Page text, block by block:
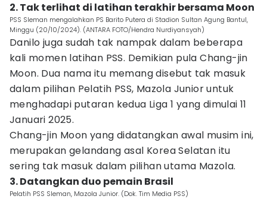
2. Tak terlihat di latihan terakhir bersama Moon
PSS Sleman mengalahkan PS Barito Putera di Stadion Sultan Agung Bantul,
Minggu (20/10/2024). (ANTARA FOTO/Hendra Nurdiyansyah)
Danilo juga sudah tak nampak dalam beberapa
kali momen latihan PSS. Demikian pula Chang-jin
Moon. Dua nama itu memang disebut tak masuk
dalam pilihan Pelatih PSS, Mazola Junior untuk
menghadapi putaran kedua Liga 1 yang dimulai 11
Januari 2025.
Chang-jin Moon yang didatangkan awal musim ini,
merupakan gelandang asal Korea Selatan itu
sering tak masuk dalam pilihan utama Mazola.
3. Datangkan duo pemain Brasil
Pelatih PSS Sleman, Mazola Junior. (Dok. Tim Media PSS)